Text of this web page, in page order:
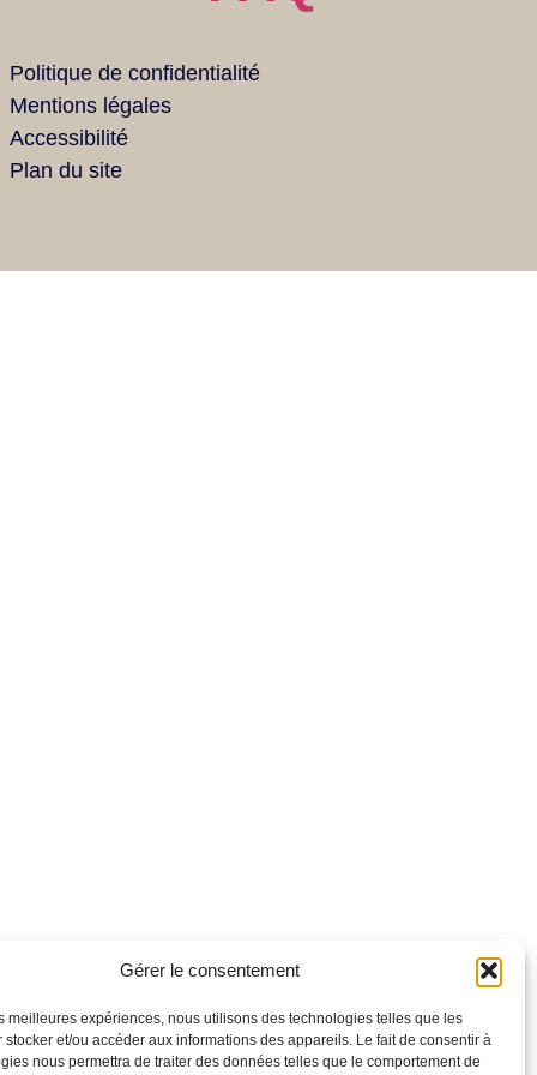
Gérer le consentement
meilleures expériences, nous utilisons des technologies telles que les
stocker et/ou accéder aux informations des appareils. Le fait de consentir à
nous permettra de traiter des données telles que le comportement de
Politique de confidentialité
Mentions légales
Accessibilité
Plan du site